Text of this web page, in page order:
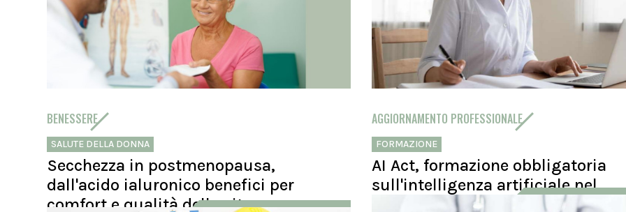
BENESSERE
SALUTE DELLA DONNA
Secchezza in postmenopausa,
dall'acido ialuronico benefici per
comfort e qualità della vita
AGGIORNAMENTO PROFESSIONALE
FORMAZIONE
AI Act, formazione obbligatoria
sull'intelligenza artificiale nel
programma Ecm